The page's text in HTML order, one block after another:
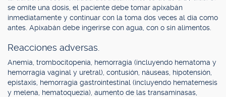
se omite una dosis, el paciente debe tomar apixabán
inmediatamente y continuar con la toma dos veces al día como
antes. Apixabán debe ingerirse con agua, con o sin alimentos.
Reacciones adversas.
Anemia, trombocitopenia, hemorragia (incluyendo hematoma y
hemorragia vaginal y uretral), contusión, náuseas, hipotensión,
epistaxis, hemorragia gastrointestinal (incluyendo hematemesis
y melena, hematoquezia), aumento de las transaminasas,